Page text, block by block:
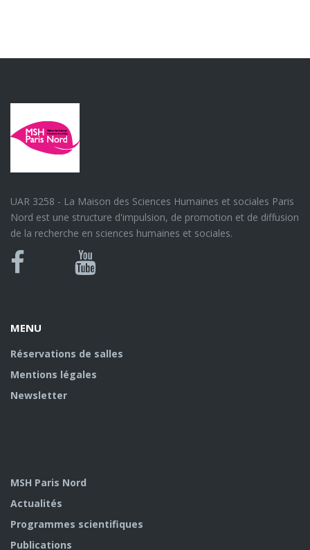
UAR 3258 - La Maison des Sciences Humaines et sociales Paris
Nord est une structure d'impulsion, de promotion et de diffusion
de la recherche en sciences humaines et sociales.
Bluesky
Canal
MENU
Réservations de salles
Mentions légales
Newsletter
MSH Paris Nord
Actualités
Programmes scientifiques
Publications